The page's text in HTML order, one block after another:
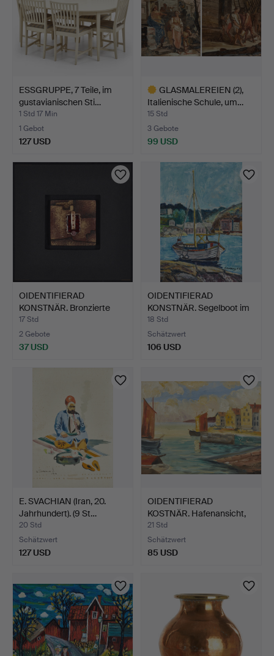
ESSGRUPPE, 7 Teile, im
gustavianischen Sti…
1 Std 17 Min
1 Gebot
127 USD
GLASMALEREIEN (2),
Italienische Schule, um…
15 Std
3 Gebote
99 USD
OIDENTIFIERAD
KONSTNÄR. Bronzierte
Gussmas…
17 Std
2 Gebote
37 USD
OIDENTIFIERAD
KONSTNÄR. Segelboot im
Hafen…
18 Std
Schätzwert
106 USD
E. SVACHIAN (Iran, 20.
Jahrhundert). (9 St…
20 Std
Schätzwert
127 USD
OIDENTIFIERAD
KOSTNÄR. Hafenansicht,
signi…
21 Std
Schätzwert
85 USD